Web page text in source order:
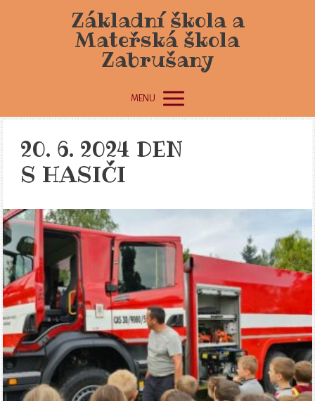
Základní škola a
Mateřská škola
Zabrušany
MENU
20. 6. 2024 DEN
S HASIČI